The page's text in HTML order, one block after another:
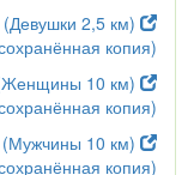
2,5 км)
копия)
10 км)
копия)
(Мужчины 10 км)
копия)